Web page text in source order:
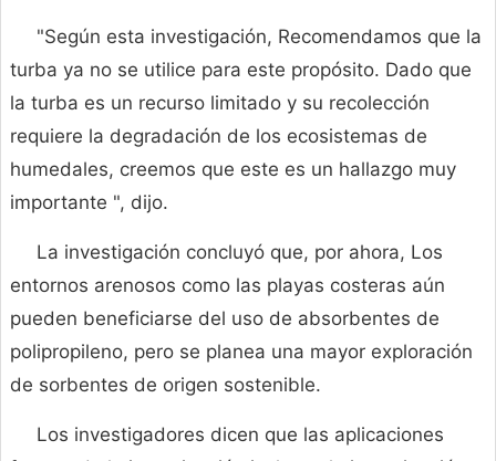
"Según esta investigación, Recomendamos que la
turba ya no se utilice para este propósito. Dado que
la turba es un recurso limitado y su recolección
requiere la degradación de los ecosistemas de
humedales, creemos que este es un hallazgo muy
importante ", dijo.
La investigación concluyó que, por ahora, Los
entornos arenosos como las playas costeras aún
pueden beneficiarse del uso de absorbentes de
polipropileno, pero se planea una mayor exploración
de sorbentes de origen sostenible.
Los investigadores dicen que las aplicaciones